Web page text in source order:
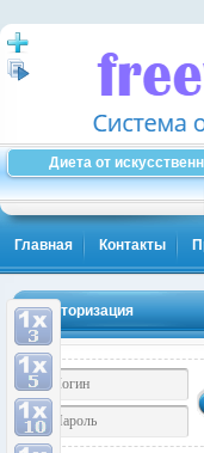
Диета от
Главная Контакты
Авторизация